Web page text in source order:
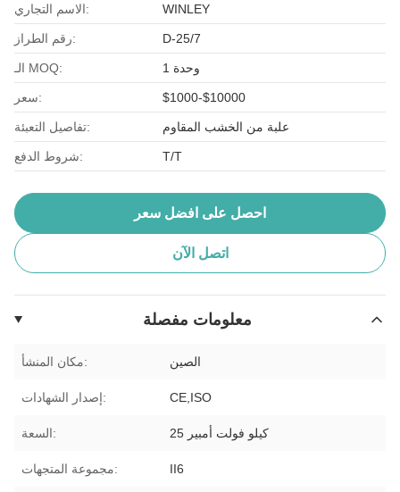
الاسم التجاري: WINLEY
رقم الطراز: D-25/7
الـ MOQ: وحدة 1
سعر: $1000-$10000
تفاصيل التعبئة: علبة من الخشب المقاوم
شروط الدفع: T/T
احصل على افضل سعر
اتصل الآن
معلومات مفصلة
مكان المنشأ: الصين
إصدار الشهادات: CE,ISO
السعة: 25 كيلو فولت أمبير
مجموعة المتجهات: II6